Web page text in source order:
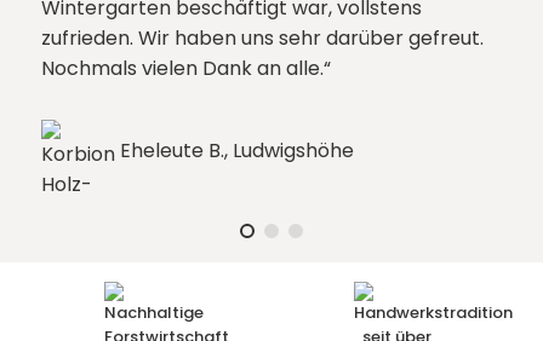
Wintergarten beschäftigt war, vollstens
zufrieden. Wir haben uns sehr darüber gefreut.
Nochmals vielen Dank an alle.
Eheleute B., Ludwigshöhe